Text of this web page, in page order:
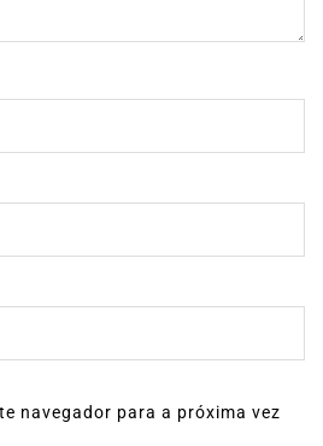
navegador para a próxima vez